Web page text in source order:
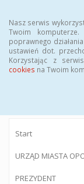
Nasz serwis
Twoim
poprawnego
ustawień dot.
Korzystając z
cookies na Twoim
Start
URZĄD MIASTA
PREZYDENT